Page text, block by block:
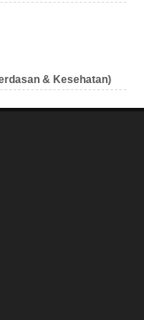
& Kesehatan)